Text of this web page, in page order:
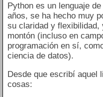
Python es un lenguaje
años, se ha hecho muy
su claridad y flexibilidad,
montón (incluso en
programación en sí,
ciencia de datos).
Desde que escribí aquel
cosas: